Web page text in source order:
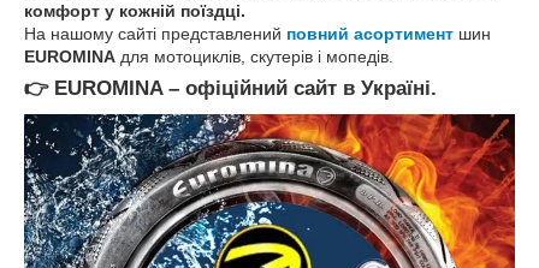
комфорт у кожній поїздці.
На нашому сайті представлений повний асортимент шин
EUROMINA для мотоциклів, скутерів і мопедів.
👉 EUROMINA – офіційний сайт в Україні.